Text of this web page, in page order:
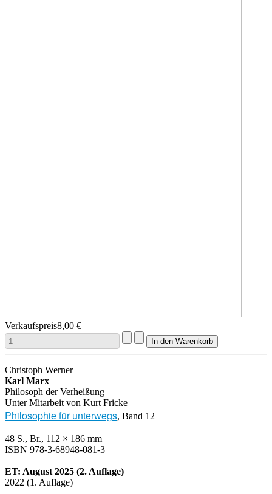
Verkaufspreis8,00 €
Christoph Werner
Karl Marx
Philosoph der Verheißung
Unter Mitarbeit von Kurt Fricke
Philosophie für unterwegs, Band 12
48 S., Br., 112 × 186 mm
ISBN 978-3-68948-081-3
ET: August 2025 (2. Auflage)
2022 (1. Auflage)